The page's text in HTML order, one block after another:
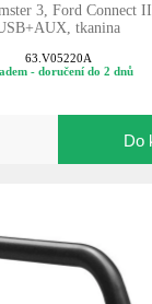
3, Ford Connect
tkanina
63.V05220A
- doručení do 2 dnů
Do